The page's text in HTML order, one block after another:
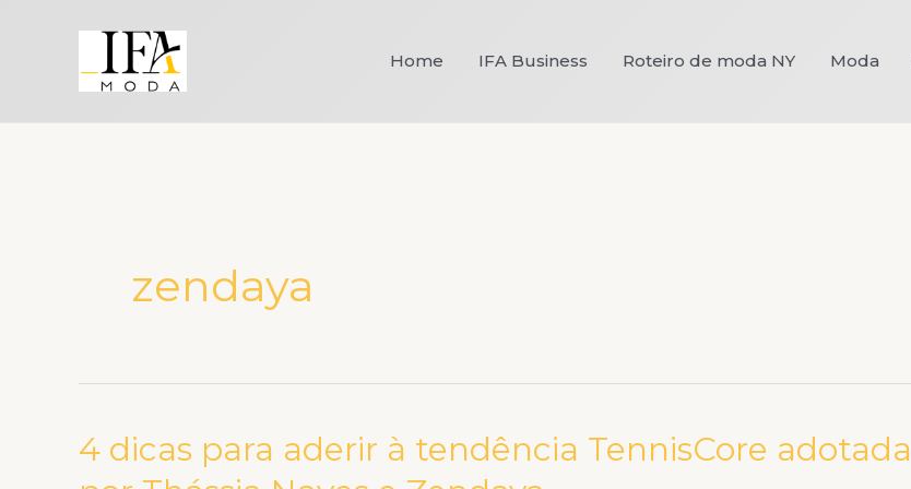
Home IFA Business Roteiro de moda NY Moda
zendaya
4 dicas para aderir à tendência TennisCore adotada
4